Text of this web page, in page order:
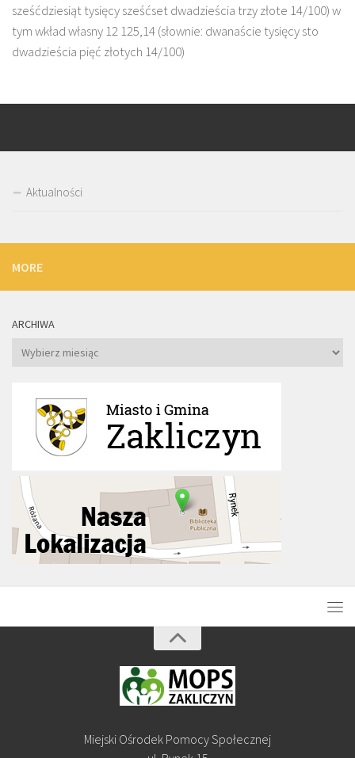
sześćdziesiąt tysięcy sześćset dwadzieścia trzy złote 14/100) w
tym wkład własny 12 125,14 (słownie: dwanaście tysięcy sto
dwadzieścia pięć złotych 14/100)
Aktualności
MORE
ARCHIWA
Archiwa
Miejski Ośrodek Pomocy Społecznej